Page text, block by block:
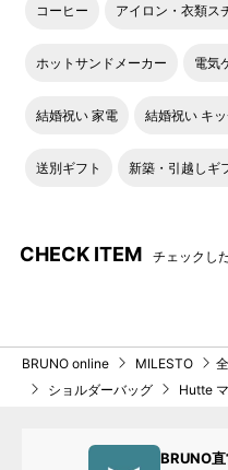
など厚みのあるものも一緒に
内装ポーチを付けたままでも
背面にもポケット付きで、使
●生地やパーツ等の特徴
コーヒー アイロン・衣類ス
ホットサンドメーカー 電気
結婚祝い 家電 結婚祝い キ
送別ギフト 新築・引越しギ
CHECK ITEM チェックし
BRUNO online MILESTO
ショルダーバッグ
Hutte
BRUNO